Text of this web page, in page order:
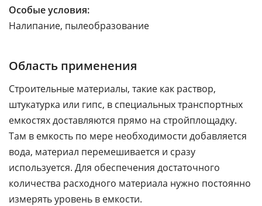
Особые условия:
Налипание, пылеобразование
Область применения
Строительные материалы, такие как раствор,
штукатурка или гипс, в специальных транспортных
емкостях доставляются прямо на стройплощадку.
Там в емкость по мере необходимости добавляется
вода, материал перемешивается и сразу
используется. Для обеспечения достаточного
количества расходного материала нужно постоянно
измерять уровень в емкости.